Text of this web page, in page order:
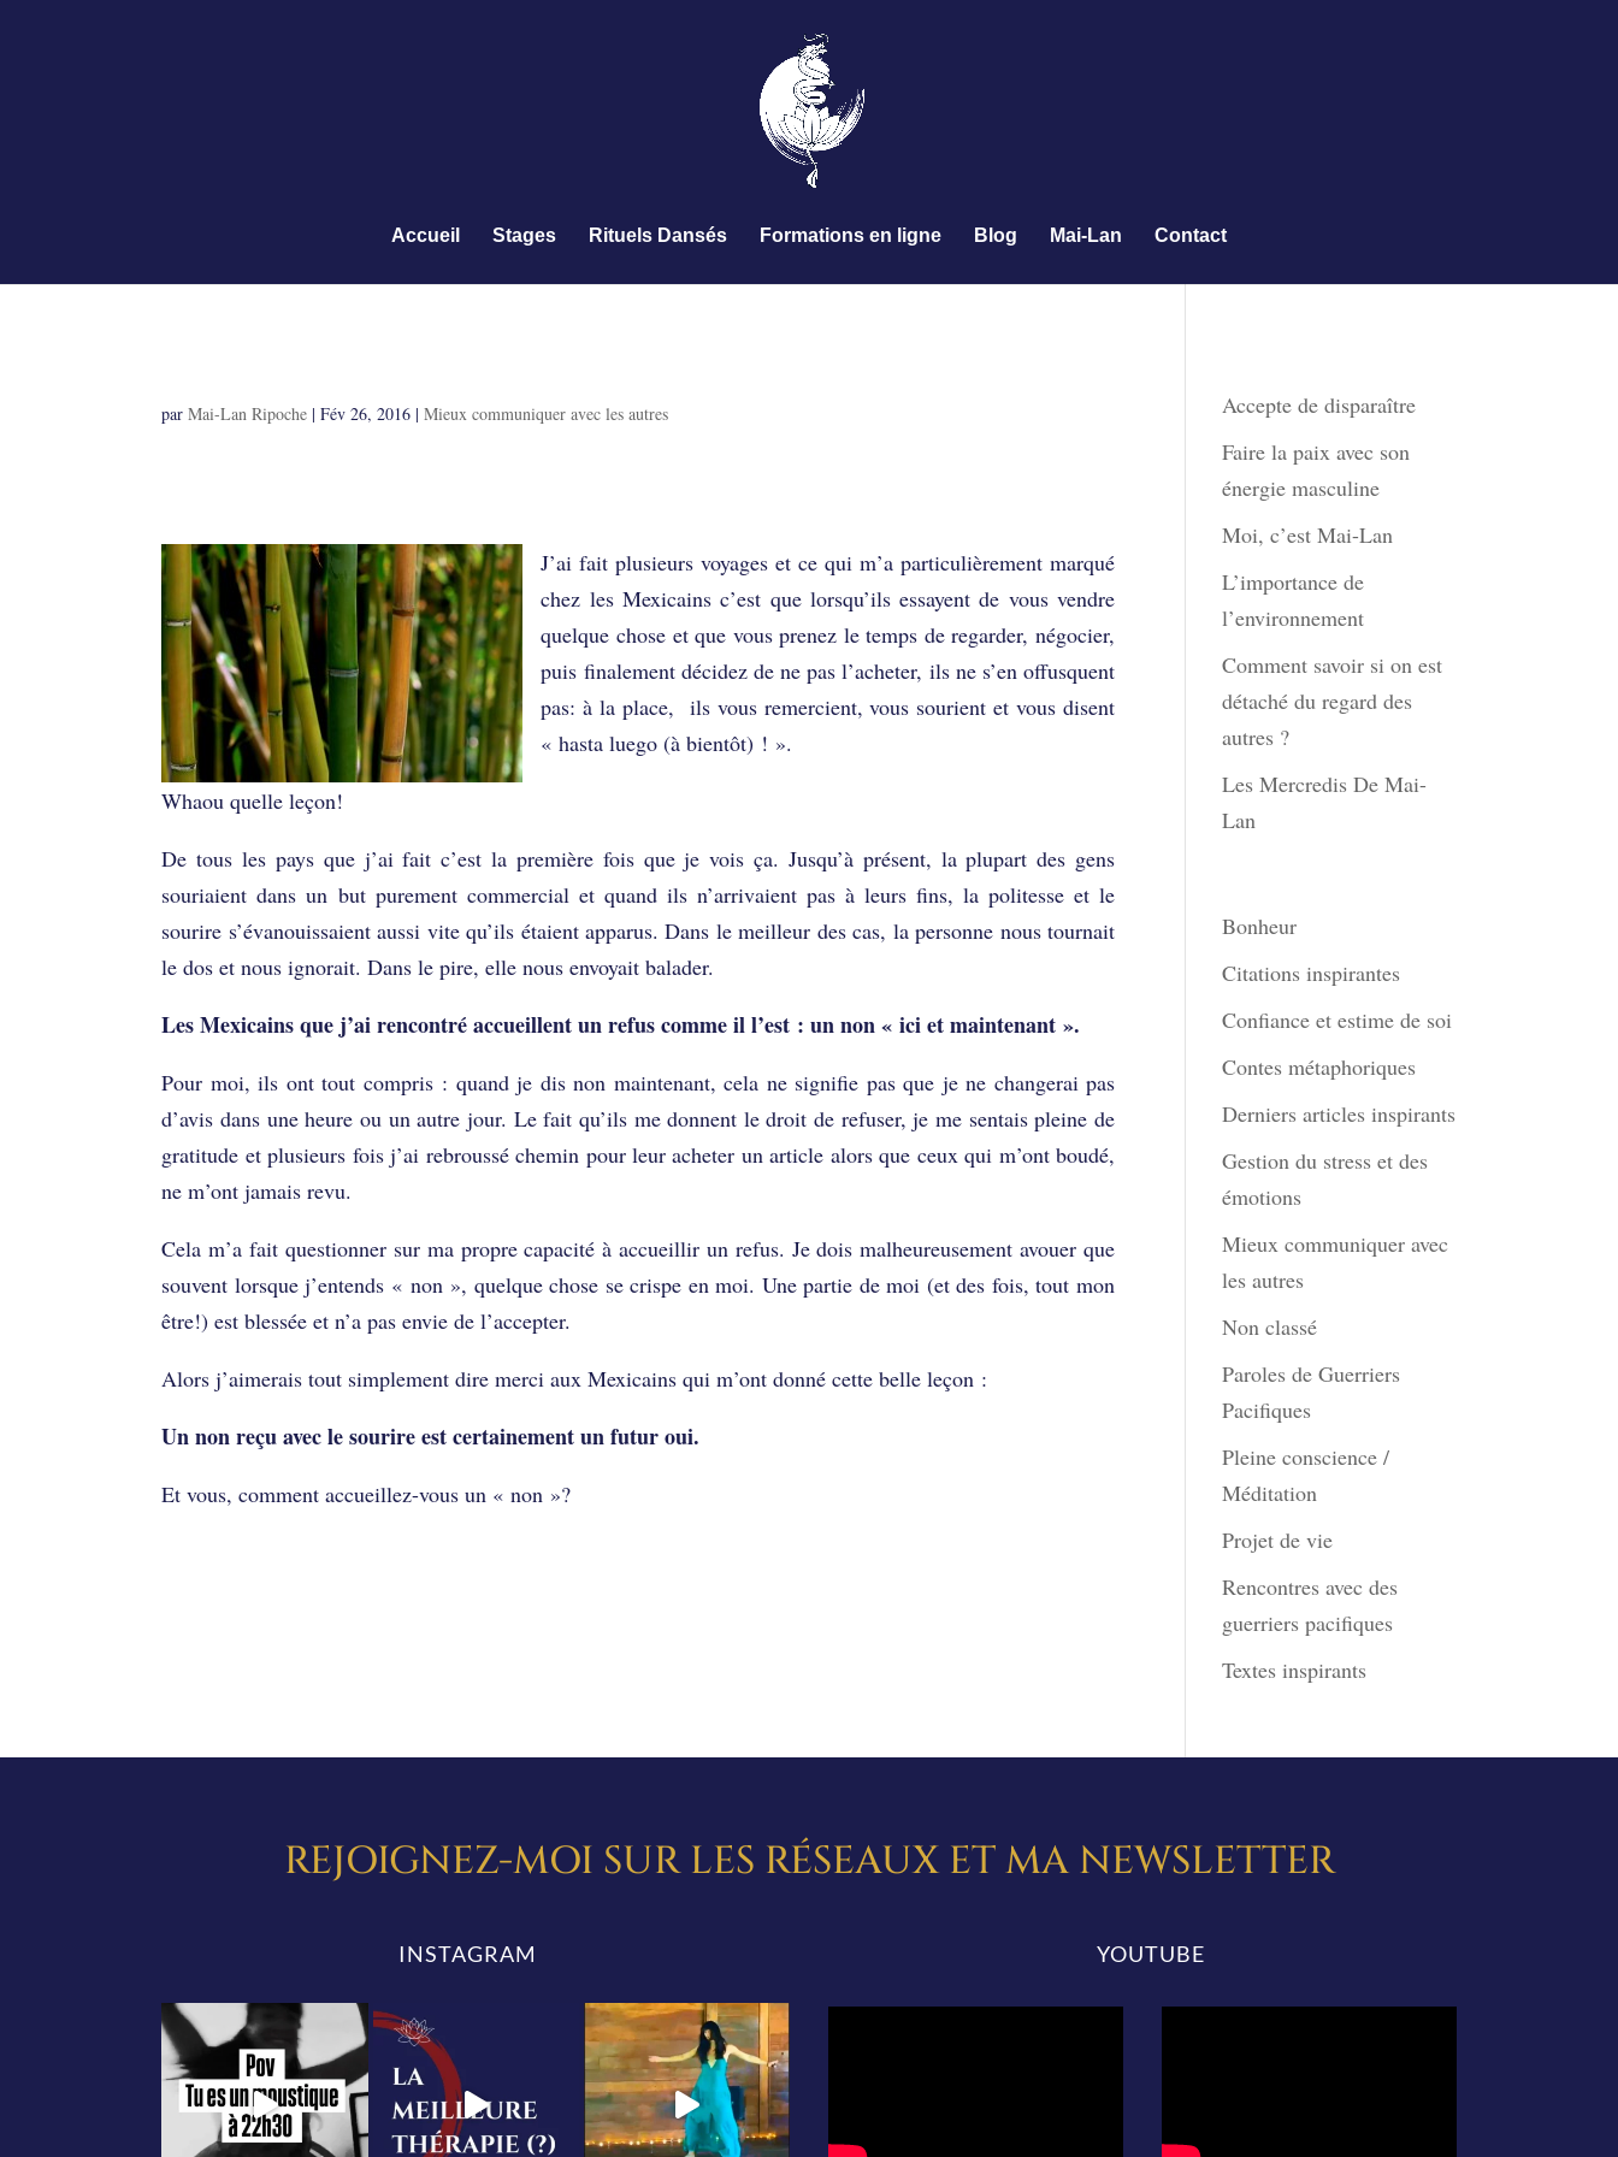
Accueil Stages Rituels Dansés Formations en ligne Blog Mai-Lan Contact
parMai-Lan Ripoche |Fév 26, 2016 |Mieux communiquer avec les autres
J’ai fait plusieurs voyages et ce qui m’a particulièrement marqué
chez les Mexicains c’est que lorsqu’ils essayent de vous vendre
quelque chose et que vous prenez le temps de regarder, négocier,
puis finalement décidez de ne pas l’acheter, ils ne s’en offusquent
pas: à la place, ils vous remercient, vous sourient et vous disent
« hasta luego (à bientôt) ! ».
Whaou quelle leçon!
De tous les pays que j’ai fait c’est la première fois que je vois ça. Jusqu’à présent, la plupart des gens
souriaient dans un but purement commercial et quand ils n’arrivaient pas à leurs fins, la politesse et le
sourire s’évanouissaient aussi vite qu’ils étaient apparus. Dans le meilleur des cas, la personne nous tournait
le dos et nous ignorait. Dans le pire, elle nous envoyait balader.
Les Mexicains que j’ai rencontré accueillent un refus comme il l’est : un non « ici et maintenant ».
Pour moi, ils ont tout compris : quand je dis non maintenant, cela ne signifie pas que je ne changerai pas
d’avis dans une heure ou un autre jour. Le fait qu’ils me donnent le droit de refuser, je me sentais pleine de
gratitude et plusieurs fois j’ai rebroussé chemin pour leur acheter un article alors que ceux qui m’ont boudé,
ne m’ont jamais revu.
Cela m’a fait questionner sur ma propre capacité à accueillir un refus. Je dois malheureusement avouer que
souvent lorsque j’entends « non », quelque chose se crispe en moi. Une partie de moi (et des fois, tout mon
être!) est blessée et n’a pas envie de l’accepter.
Alors j’aimerais tout simplement dire merci aux Mexicains qui m’ont donné cette belle leçon :
Un non reçu avec le sourire est certainement un futur oui.
Et vous, comment accueillez-vous un « non »?
Accepte de disparaître
Faire la paix avec son
énergie masculine
Moi, c’est Mai-Lan
L’importance de
l’environnement
Comment savoir si on est
détaché du regard des
autres ?
Les Mercredis De Mai-
Lan
Bonheur
Citations inspirantes
Confiance et estime de soi
Contes métaphoriques
Derniers articles inspirants
Gestion du stress et des
émotions
Mieux communiquer avec
les autres
Non classé
Paroles de Guerriers
Pacifiques
Pleine conscience /
Méditation
Projet de vie
Rencontres avec des
guerriers pacifiques
Textes inspirants
REJOIGNEZ-MOI SUR LES RÉSEAUX ET MA NEWSLETTER
INSTAGRAM YOUTUBE